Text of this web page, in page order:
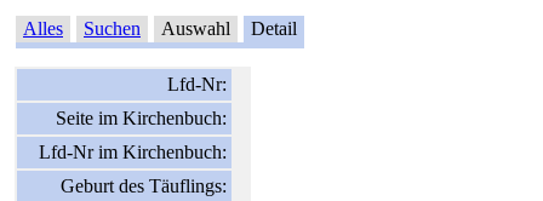
Alles Suchen Auswahl Detail
Lfd-Nr:
Seite im Kirchenbuch:
Lfd-Nr im Kirchenbuch:
Geburt des Täuflings: